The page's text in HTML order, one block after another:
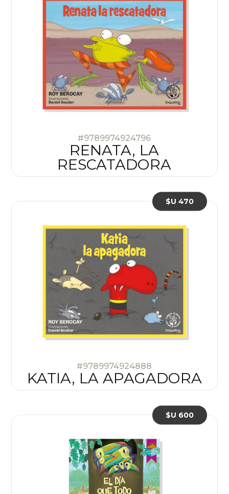
#9789974924796
RENATA, LA
RESCATADORA
#9789974924888
KATIA, LA APAGADORA
$U 470
$U 600